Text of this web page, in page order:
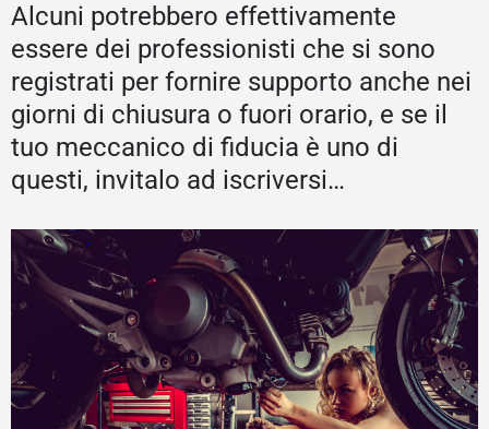
Alcuni potrebbero effettivamente
essere dei professionisti che si sono
registrati per fornire supporto anche nei
giorni di chiusura o fuori orario, e se il
tuo meccanico di fiducia è uno di
questi, invitalo ad iscriversi…